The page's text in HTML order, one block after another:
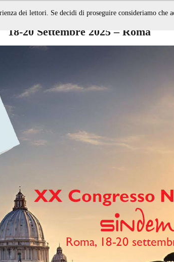
XX Congresso Nazionale Sindem
18-20 Settembre 2025 – Roma
dei lettori. Se decidi di proseguire consideriamo che